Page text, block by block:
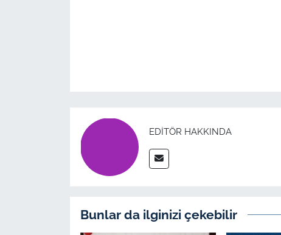
EDITÖR HAKKINDA
Bunlar da ilginizi çekebilir